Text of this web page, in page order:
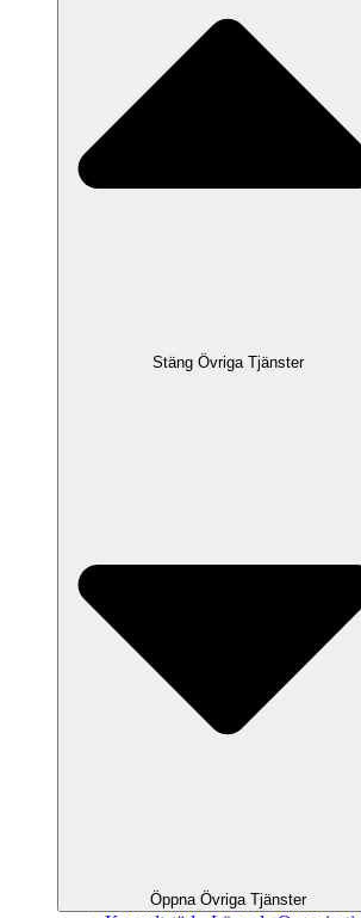
Stäng Övriga Tjänster
Öppna Övriga Tjänster